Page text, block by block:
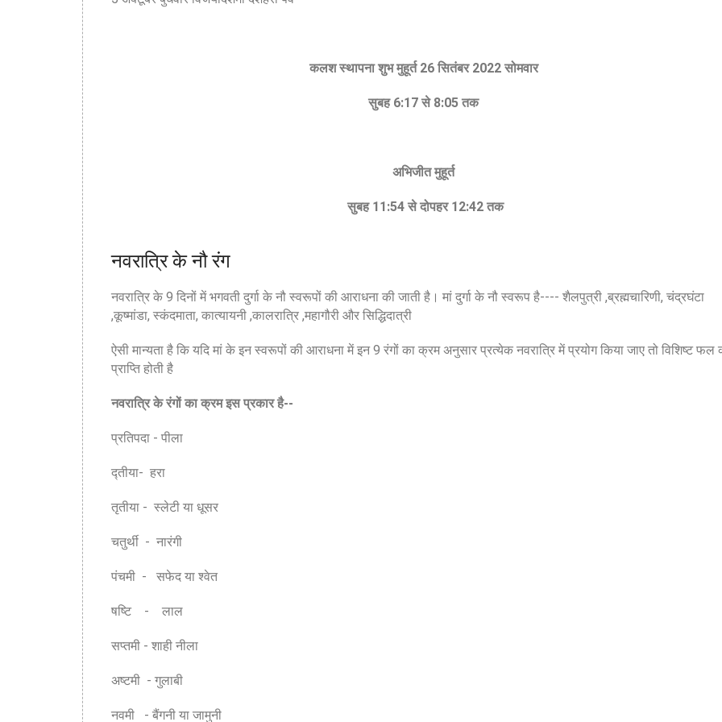
कलश स्थापना शुभ मुहूर्त 26 सितंबर 2022 सोमवार
सुबह 6:17 से 8:05 तक
अभिजीत मुहूर्त
सुबह 11:54 से दोपहर 12:42 तक
नवरात्रि के नौ रंग
नवरात्रि के 9 दिनों में भगवती दुर्गा के नौ स्वरूपों की आराधना की जाती है। मां दुर्गा के नौ स्वरूप है---- शैलपुत्री ,ब्रह्मचारिणी, चंद्रघंटा
,कूष्मांडा, स्कंदमाता, कात्यायनी ,कालरात्रि ,महागौरी और सिद्धिदात्री
ऐसी मान्यता है कि यदि मां के इन स्वरूपों की आराधना में इन 9 रंगों का क्रम अनुसार प्रत्येक नवरात्रि में प्रयोग किया जाए तो विशिष्ट फल
प्राप्ति होती है
नवरात्रि के रंगों का क्रम इस प्रकार है--
प्रतिपदा - पीला
द्तीया- हरा
तृतीया - स्लेटी या धूसर
चतुर्थी - नारंगी
पंचमी - सफेद या श्वेत
षष्टि - लाल
सप्तमी - शाही नीला
अष्टमी - गुलाबी
नवमी - बैंगनी या जामुनी